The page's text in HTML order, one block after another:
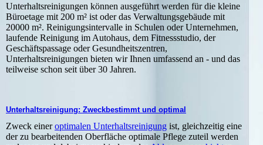
Unterhaltsreinigungen können ausgeführt werden für die kleine
Büroetage mit 200 m² ist oder das Verwaltungsgebäude mit
20000 m². Reinigungsintervalle in Schulen oder Unternehmen,
laufende Reinigung im Autohaus, dem Fitnessstudio, der
Geschäftspassage oder Gesundheitszentren,
Unterhaltsreinigungen bieten wir Ihnen umfassend an - und das
teilweise schon seit über 30 Jahren.
Unterhaltsreinigung: Zweckbestimmt und optimal
Zweck eineroptimalen Unterhaltsreinigung ist, gleichzeitig eine
der zu bearbeitenden Oberfläche optimale Pflege zuteil werden